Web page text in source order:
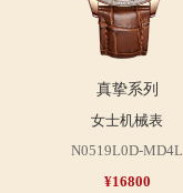
真挚系列
女士机械表
N0519L0D-MD4L
¥16800